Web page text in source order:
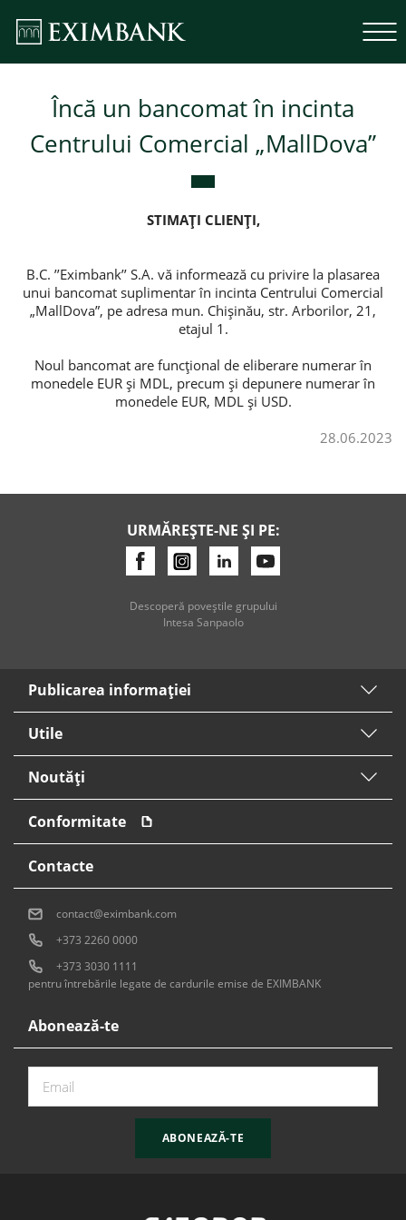
Încă un bancomat în incinta
Centrului Comercial „MallDova”
STIMAȚI CLIENȚI,
B.C. ’’Eximbank’’ S.A. vă informează cu privire la plasarea
unui bancomat suplimentar în incinta Centrului Comercial
„MallDova”, pe adresa mun. Chișinău, str. Arborilor, 21,
etajul 1.
Noul bancomat are funcțional de eliberare numerar în
monedele EUR şi MDL, precum şi depunere numerar în
monedele EUR, MDL și USD.
28.06.2023
URMĂREȘTE-NE ȘI PE:
Descoperă poveştile grupului
Intesa Sanpaolo
Publicarea informaţiei
Utile
Noutăți
Conformitate
Abonează-te
ABONEAZĂ-TE
Contacte
contact@eximbank.com
+373 2260 0000
+373 3030 1111
pentru întrebările legate de cardurile emise de EXIMBANK